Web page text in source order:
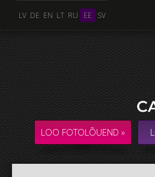
LV DE EN LT RU EE SV
LOO FOTOLÕUEND »
Mitu Foto
KOLLAAŽ /